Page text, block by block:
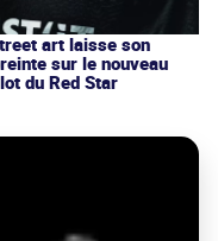
art laisse son
sur le nouveau
du Red Star